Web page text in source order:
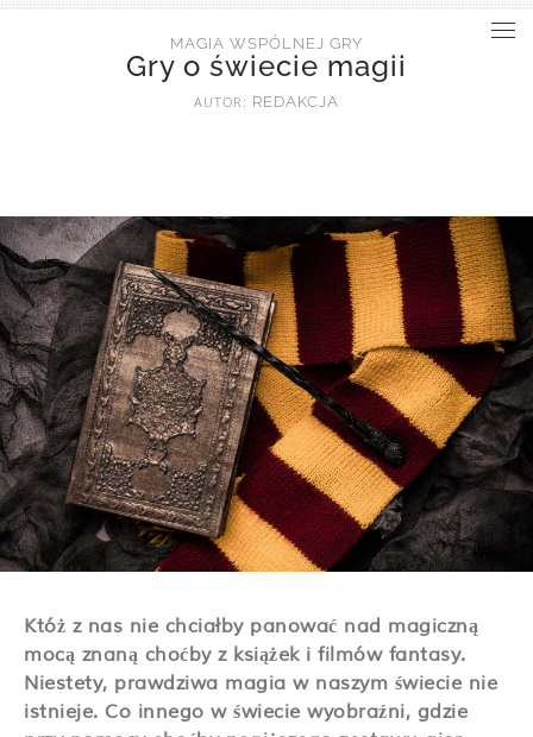
MAGIA WSPÓLNEJ GRY
Gry o świecie magii
AUTOR: REDAKCJA
Któż z nas nie chciałby panować nad magiczną
mocą znaną choćby z książek i filmów fantasy.
Niestety, prawdziwa magia w naszym świecie nie
istnieje. Co innego w świecie wyobraźni, gdzie